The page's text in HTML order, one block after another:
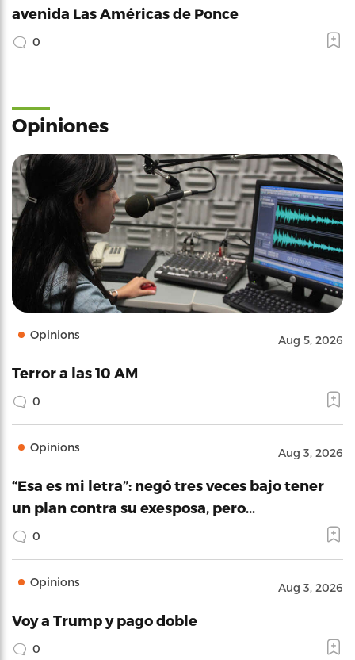
avenida Las Américas de Ponce
0
Opiniones
Opinions Aug 5, 2026
Terror a las 10 AM
0
Opinions Aug 3, 2026
“Esa es mi letra”: negó tres veces bajo tener
un plan contra su exesposa, pero…
0
Opinions Aug 3, 2026
Voy a Trump y pago doble
0